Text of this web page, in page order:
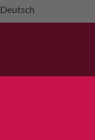
Deutsch